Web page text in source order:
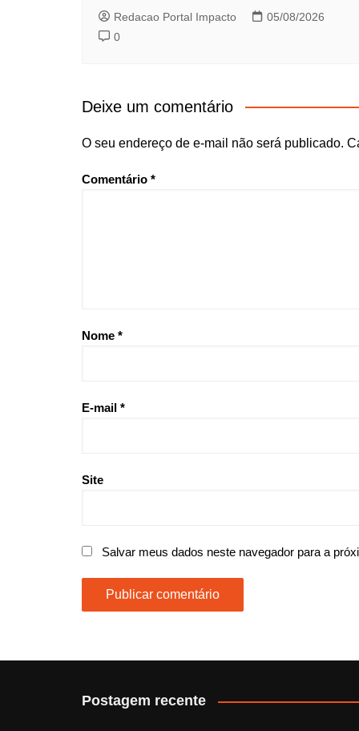
Redacao Portal Impacto
05/08/2026
0
Deixe um comentário
O seu endereço de e-mail não será publicado.
Comentário *
Nome *
E-mail *
Site
Salvar meus dados neste navegador para a
Postagem recente